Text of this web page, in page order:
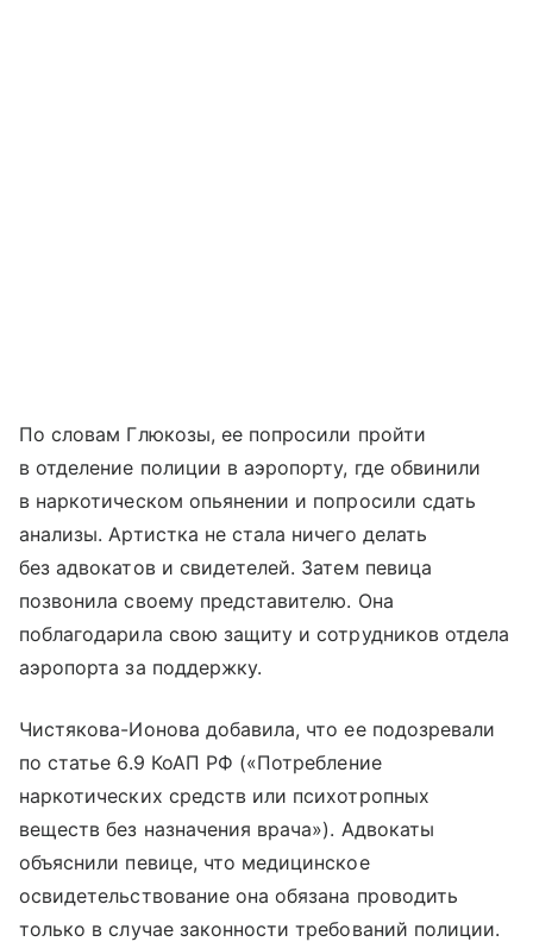
По словам Глюкозы, ее попросили пройти
в отделение полиции в аэропорту, где обвинили
в наркотическом опьянении и попросили сдать
анализы. Артистка не стала ничего делать
без адвокатов и свидетелей. Затем певица
позвонила своему представителю. Она
поблагодарила свою защиту и сотрудников отдела
аэропорта за поддержку.
Чистякова-Ионова добавила, что ее подозревали
по статье 6.9 КоАП РФ («Потребление
наркотических средств или психотропных
веществ без назначения врача»). Адвокаты
объяснили певице, что медицинское
освидетельствование она обязана проводить
только в случае законности требований полиции.